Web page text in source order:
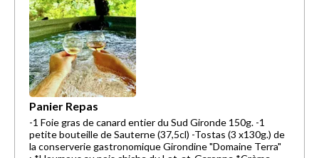
Panier Repas
-1 Foie gras de canard entier du Sud Gironde 150g. -1
petite bouteille de Sauterne (37,5cl) -Tostas (3 x130g.) de
la conserverie gastronomique Girondine "Domaine Terra"